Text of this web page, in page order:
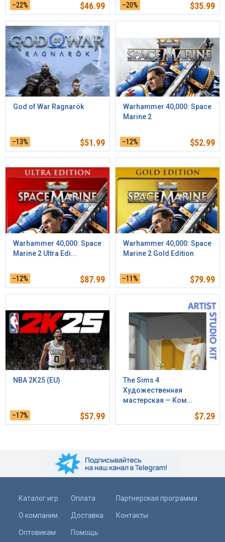
–22% $46.99 –20% $35.99
God of War Ragnarök
–13% $51.99
Warhammer 40,000: Space
Marine 2
–12% $52.99
Warhammer 40,000: Space
Marine 2 Ultra Edi...
–12% $87.99
Warhammer 40,000: Space
Marine 2 Gold Edition
–11% $79.99
NBA 2K25 (EU)
–17% $57.99
The Sims 4
Художественная
мастерская — Ком...
$7.29
Каталог игр
О компании
Оптовикам
Оплата
Доставка
Помощь
Партнерская программа
Контакты